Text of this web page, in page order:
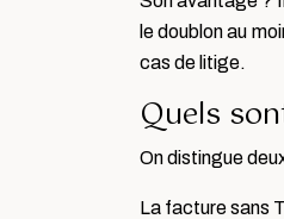
le doublon au
cas de litige.
Quels
On distingue
La facture sans